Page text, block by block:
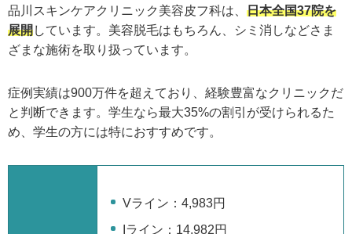
品川スキンケアクリニック美容皮フ科は、 日本全国37院を
展開しています。美容脱毛はもちろん、シミ消しなどさま
ざまな施術を取り扱っています。
症例実績は900万件を超えており、経験豊富なクリニックだ
と判断できます。学生なら最大35%の割引が受けられるた
め、学生の方には特におすすめです。
Vライン：4,983円
Iライン：14,982円